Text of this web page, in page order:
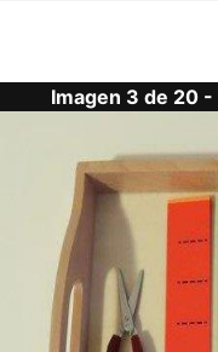
Imagen 3 de 20 -